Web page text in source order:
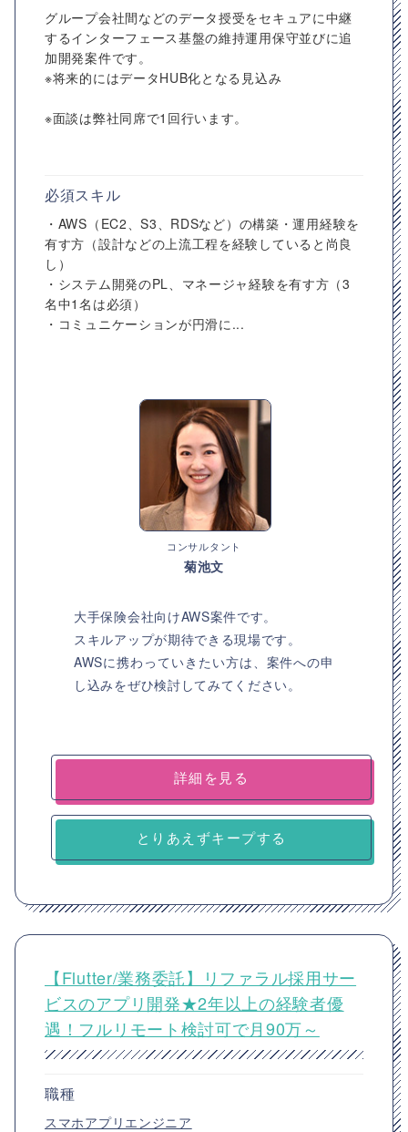
グループ会社間などのデータ授受をセキュアに中継
するインターフェース基盤の維持運用保守並びに追
加開発案件です。
※将来的にはデータHUB化となる見込み
※面談は弊社同席で1回行います。
必須スキル
・AWS（EC2、S3、RDSなど）の構築・運用経験を
有す方（設計などの上流工程を経験していると尚良
し）
・システム開発のPL、マネージャ経験を有す方（3
名中1名は必須）
・コミュニケーションが円滑に...
コンサルタント
菊池文
大手保険会社向けAWS案件です。
スキルアップが期待できる現場です。
AWSに携わっていきたい方は、案件への申
し込みをぜひ検討してみてください。
詳細を見る
とりあえずキープする
【Flutter/業務委託】リファラル採用サー
ビスのアプリ開発★2年以上の経験者優
遇！フルリモート検討可で月90万～
職種
スマホアプリエンジニア